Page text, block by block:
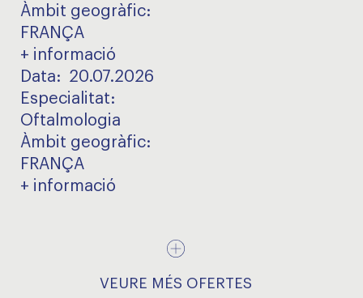
Àmbit geogràfic:
FRANÇA
+ informació
Data: 20.07.2026
Especialitat:
Oftalmologia
Àmbit geogràfic:
FRANÇA
+ informació
VEURE MÉS OFERTES